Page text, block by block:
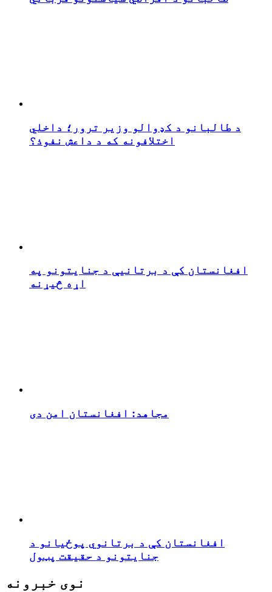
د طالبانو د کډوالو وزیر ترور؛ داخلي
اختلافونه که د داعش نفوذ؟
افغانستان کې د برتانیې د جنایتونو په
اړه څیړنه
مجاهد: افغانستان امن دی
افغانستان کې د برتانوي پوځیانو د
جنایتونو د حقیقت پټول
نوی خبرونه